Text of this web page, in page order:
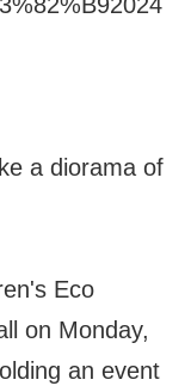
a diorama of
Eco
on Monday,
an event